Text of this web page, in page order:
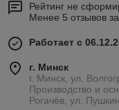
Рейтинг не
Менее 5 отзывов
Работает с
г. Минск
г. Минск, ул.
Производство и
Рогачёв, ул.